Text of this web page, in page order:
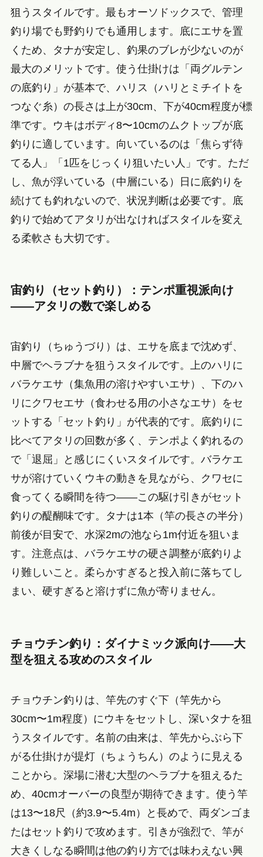
狙うスタイルです。最もオーソドックスで、管理
釣り場でも野釣りでも通用します。底にエサを置
くため、タナが安定し、釣果のブレが少ないのが
最大のメリットです。使う仕掛けは「両グルテン
の底釣り」が基本で、ハリス（ハリとミチイトを
つなぐ糸）の長さは上が30cm、下が40cm程度が標
準です。ウキはボディ8〜10cmのムクトップが底
釣りに適しています。向いているのは「焦らず待
てる人」「1匹をじっくり狙いたい人」です。ただ
し、魚が浮いている（中層にいる）日に底釣りを
続けても釣れないので、状況判断は必要です。底
釣りで始めてアタリが出なければスタイルを変え
る柔軟さも大切です。
宙釣り（セット釣り）：テンポ重視派向け
——アタリの数で楽しめる
宙釣り（ちゅうづり）は、エサを底まで沈めず、
中層でヘラブナを狙うスタイルです。上のハリに
バラケエサ（集魚用の溶けやすいエサ）、下のハ
リにクワセエサ（食わせる用の小さなエサ）をセ
ットする「セット釣り」が代表的です。底釣りに
比べてアタリの回数が多く、テンポよく釣れるの
で「退屈」と感じにくいスタイルです。バラケエ
サが溶けていくウキの動きを見ながら、クワセに
食ってくる瞬間を待つ——この駆け引きがセット
釣りの醍醐味です。タナは1本（竿の長さの半分）
前後が目安で、水深2mの池なら1m付近を狙いま
す。注意点は、バラケエサの硬さ調整が底釣りよ
り難しいこと。柔らかすぎると投入前に落ちてし
まい、硬すぎると溶けずに魚が寄りません。
チョウチン釣り：ダイナミック派向け——大
型を狙える攻めのスタイル
チョウチン釣りは、竿先のすぐ下（竿先から
30cm〜1m程度）にウキをセットし、深いタナを狙
うスタイルです。名前の由来は、竿先からぶら下
がる仕掛けが提灯（ちょうちん）のように見える
ことから。深場に潜む大型のヘラブナを狙えるた
め、40cmオーバーの良型が期待できます。使う竿
は13〜18尺（約3.9〜5.4m）と長めで、両ダンゴま
たはセット釣りで攻めます。引きが強烈で、竿が
大きくしなる瞬間は他の釣り方では味わえない興